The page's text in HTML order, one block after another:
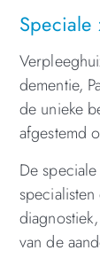
Speciale
dementie,
de unieke
afgestemd
De
van de